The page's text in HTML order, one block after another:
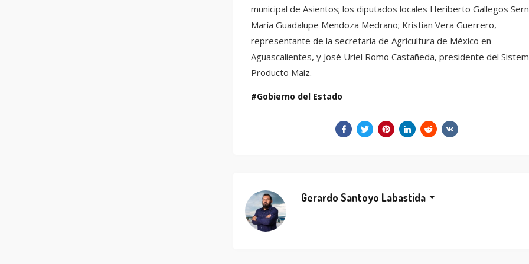
municipal de Asientos; los diputados locales Heriberto Gallegos
María Guadalupe Mendoza Medrano; Kristian Vera Guerrero,
representante de la secretaría de Agricultura de México en
Aguascalientes, y José Uriel Romo Castañeda, presidente del
Producto Maíz.
Gobierno del Estado
Gerardo Santoyo Labastida